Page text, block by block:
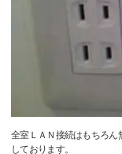
全室ＬＡＮ接続はもちろん
しております。